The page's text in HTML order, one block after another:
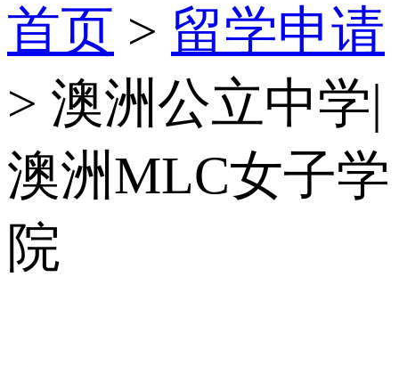
首页 > 留学申请
> 澳洲公立中学|
澳洲MLC女子学
院